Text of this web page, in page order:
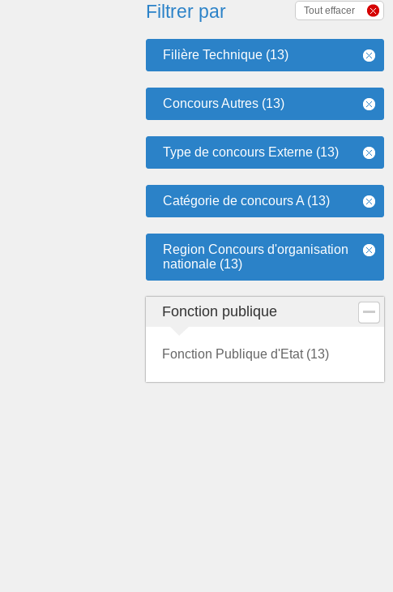
Filtrer par Tout effacer
Filière Technique (13)
Concours Autres (13)
Type de concours Externe (13)
Catégorie de concours A (13)
Region Concours d'organisation
nationale (13)
Fonction publique
Fonction Publique d'Etat (13)